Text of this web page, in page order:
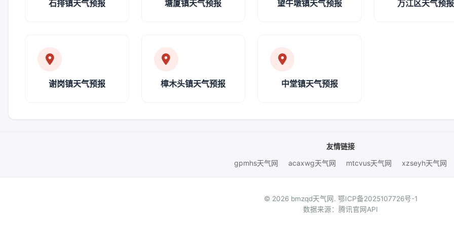
石排镇天气预报 塘厦镇天气预报 望牛墩镇天气预报 万江区天气预报
谢岗镇天气预报 樟木头镇天气预报 中堂镇天气预报
友情链接
gpmhs天气网
acaxwg天气网 mtcvus天气网 xzseyh天气网
© 2026 bmzqd天气网. 鄂ICP备2025107726号-1
数据来源：腾讯官网API